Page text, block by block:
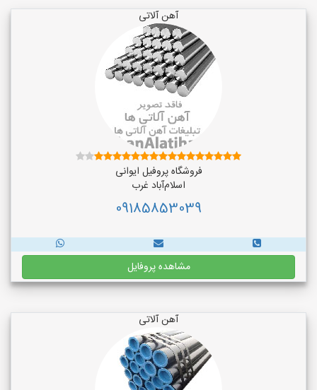
آهن آلاتی
فروشگاه پروفیل ایوانی
اسلام‌آباد غرب
09185853039
مشاهده پروفایل
آهن آلاتی